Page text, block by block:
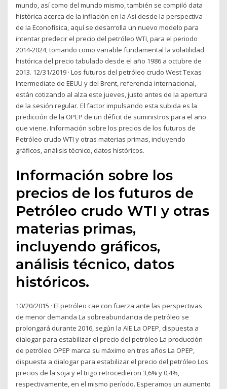
mundo, así como del mundo mismo, también se compiló data
histórica acerca de la inflación en la Así desde la perspectiva
de la Econofísica, aquí se desarrolla un nuevo modelo para
intentar predecir el precio del petróleo WTI, para el periodo
2014-2024, tomando como variable fundamental la volatilidad
histórica del precio tabulado desde el año 1986 a octubre de
2013. 12/31/2019 · Los futuros del petróleo crudo West Texas
Intermediate de EEUU y del Brent, referencia internacional,
están cotizando al alza este jueves, justo antes de la apertura
de la sesión regular. El factor impulsando esta subida es la
predicción de la OPEP de un déficit de suministros para el año
que viene. Información sobre los precios de los futuros de
Petróleo crudo WTI y otras materias primas, incluyendo
gráficos, análisis técnico, datos históricos.
Información sobre los
precios de los futuros de
Petróleo crudo WTI y otras
materias primas,
incluyendo gráficos,
análisis técnico, datos
históricos.
10/20/2015 · El petróleo cae con fuerza ante las perspectivas
de menor demanda La sobreabundancia de petróleo se
prolongará durante 2016, según la AIE La OPEP, dispuesta a
dialogar para estabilizar el precio del petróleo La producción
de petróleo OPEP marca su máximo en tres años La OPEP,
dispuesta a dialogar para estabilizar el precio del petróleo Los
precios de la soja y el trigo retrocedieron 3,6% y 0,4%,
respectivamente, en el mismo período. Esperamos un aumento